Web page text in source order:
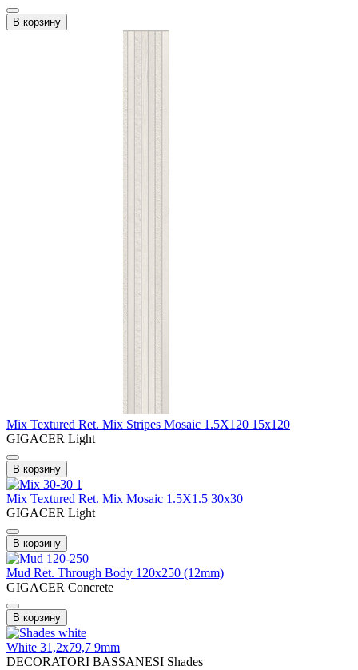
В корзину
Mix Textured Ret. Mix Stripes Mosaic 1.5X120 15x120
GIGACER Light
В корзину
Mix Textured Ret. Mix Mosaic 1.5X1.5 30x30
GIGACER Light
В корзину
Mud Ret. Through Body 120x250 (12mm)
GIGACER Concrete
В корзину
White 31,2x79,7 9mm
DECORATORI BASSANESI Shades